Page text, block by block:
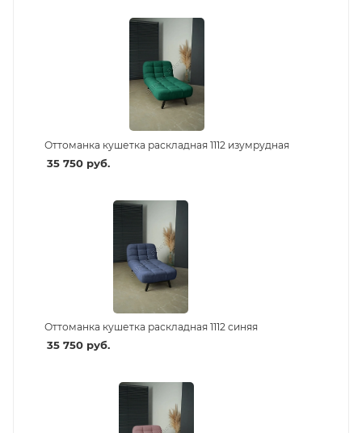
Оттоманка кушетка раскладная 1112 изумрудная
35 750руб.
Оттоманка кушетка раскладная 1112 синяя
35 750руб.